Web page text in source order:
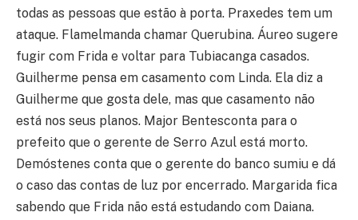
todas as pessoas que estão à porta. Praxedes tem um
ataque. Flamelmanda chamar Querubina. Áureo sugere
fugir com Frida e voltar para Tubiacanga casados.
Guilherme pensa em casamento com Linda. Ela diz a
Guilherme que gosta dele, mas que casamento não
está nos seus planos. Major Bentesconta para o
prefeito que o gerente de Serro Azul está morto.
Demóstenes conta que o gerente do banco sumiu e dá
o caso das contas de luz por encerrado. Margarida fica
sabendo que Frida não está estudando com Daiana.